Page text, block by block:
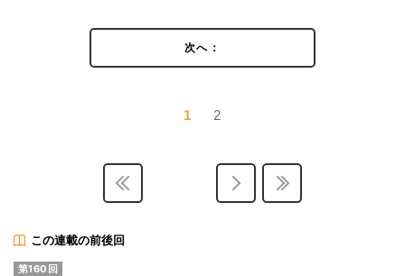
次へ：
1 2
この連載の前後回
第160回